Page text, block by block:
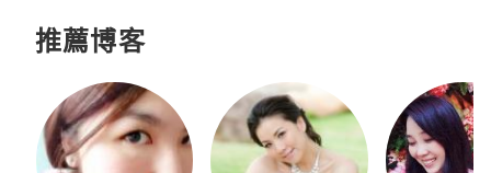
推薦博客